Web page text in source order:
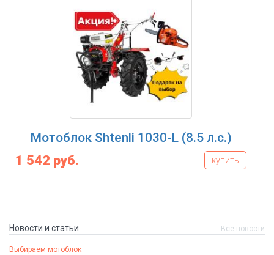
Мотоблок Shtenli 1030-L (8.5 л.с.)
1 542 руб. купить
Новости и статьи Все новости
Выбираем мотоблок